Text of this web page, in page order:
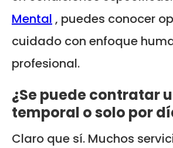
Mental , puedes conocer
cuidado con enfoque
profesional.
¿Se puede contratar
temporal o solo por
Claro que sí. Muchos